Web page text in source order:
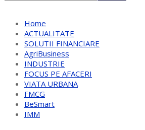
Home
ACTUALITATE
SOLUTII FINANCIARE
AgriBusiness
INDUSTRIE
FOCUS PE AFACERI
VIATA URBANA
FMCG
BeSmart
IMM